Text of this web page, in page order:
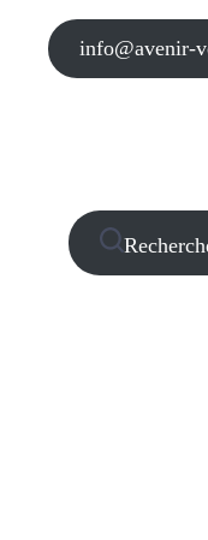
info@avenir-